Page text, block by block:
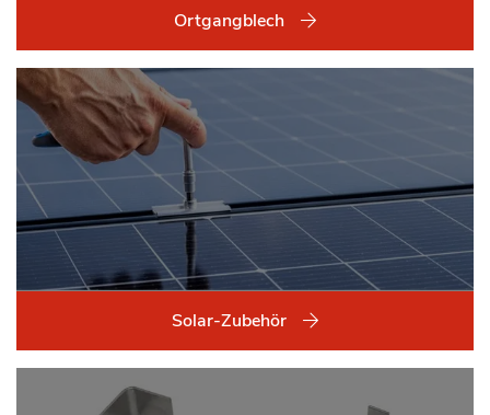
Ortgangblech
Solar-Zubehör